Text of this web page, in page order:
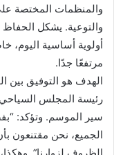
والمنظمات المختصة
والتوعية. يشكل
أولوية أساسية اليوم،
مرتفعًا جدًا.
الهدف هو التوفيق بين
رئيسة المجلس
سير الموسم. وتؤكد: